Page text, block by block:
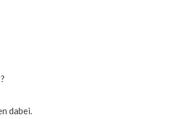
dabei.